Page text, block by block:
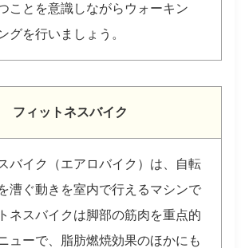
ことを意識しながらウォーキン
グを行いましょう。
フィットネスバイク
バイク（エアロバイク）は、自転
漕ぐ動きを室内で行えるマシンで
ネスバイクは脚部の筋肉を重点的
ューで、脂肪燃焼効果のほかにも